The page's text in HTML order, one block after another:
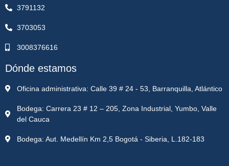
3791132
3703053
3008376616
Dónde estamos
Oficina administrativa: Calle 39 # 24 - 53, Barranquilla, Atlántico
Bodega: Carrera 23 # 12 – 205, Zona Industrial, Yumbo, Valle
del Cauca
Bodega: Aut. Medellín Km 2,5 Bogotá - Siberia, L.182-183